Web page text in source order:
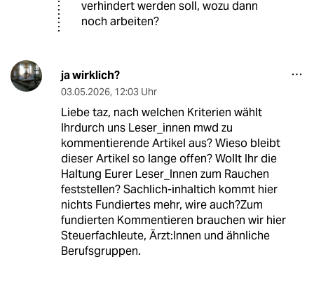
verhindert werden soll, wozu dann
noch arbeiten?
ja wirklich?
03.05.2026, 12:03 Uhr
Liebe taz, nach welchen Kriterien wählt
Ihrdurch uns Leser_innen mwd zu
kommentierende Artikel aus? Wieso bleibt
dieser Artikel so lange offen? Wollt Ihr die
Haltung Eurer Leser_Innen zum Rauchen
feststellen? Sachlich-inhaltich kommt hier
nichts Fundiertes mehr, wire auch?Zum
fundierten Kommentieren brauchen wir hier
Steuerfachleute, Ärzt:Innen und ähnliche
Berufsgruppen.